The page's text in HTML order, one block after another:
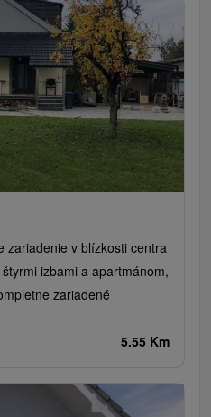
zariadenie v blízkosti centra
izbami a apartmánom,
zariadené
5.55 Km